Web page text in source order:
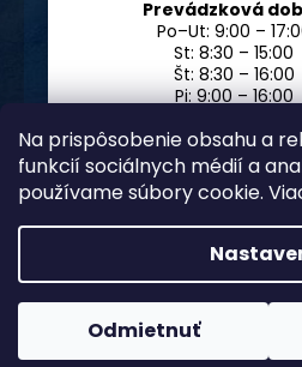
Na prispôsobenie obsahu a
funkcií sociálnych médií a
používame súbory cookie.
Odmietnuť
Prevádzková
Po–Ut: 9:00 –
St: 8:30 – 15:00
Št: 8:30 – 16:00
Pi: 9:00 – 16:00
Vytvoril